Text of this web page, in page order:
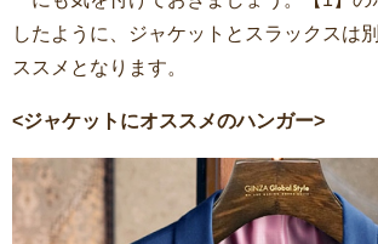
したように、ジャケットとスラックスは
ススメとなります。
<ジャケットにオススメのハンガー>